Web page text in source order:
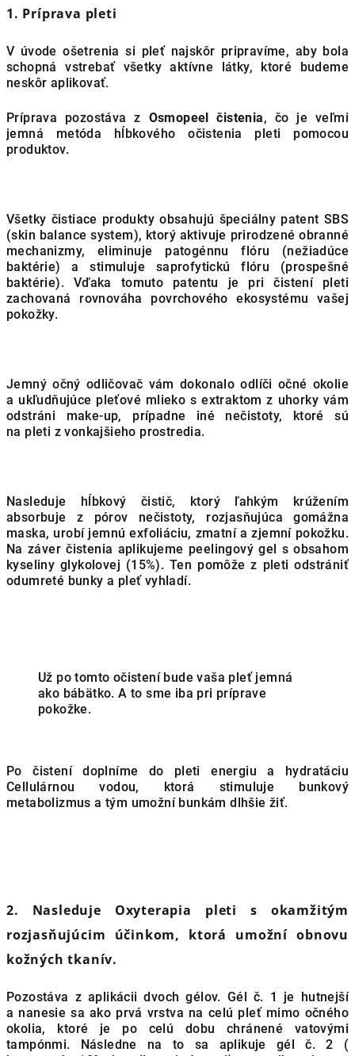
1. Príprava pleti
V úvode ošetrenia si pleť najskôr pripravíme, aby bola
schopná vstrebať všetky aktívne látky, ktoré budeme
neskôr aplikovať.
Príprava pozostáva z Osmopeel čistenia, čo je veľmi
jemná metóda hĺbkového očistenia pleti pomocou
produktov.
Všetky čistiace produkty obsahujú špeciálny patent SBS
(skin balance system), ktorý aktivuje prirodzené obranné
mechanizmy, eliminuje patogénnu flóru (nežiadúce
baktérie) a stimuluje saprofytickú flóru (prospešné
baktérie). Vďaka tomuto patentu je pri čistení pleti
zachovaná rovnováha povrchového ekosystému vašej
pokožky.
Jemný očný odličovač vám dokonalo odlíči očné okolie
a ukľudňujúce pleťové mlieko s extraktom z uhorky vám
odstráni make-up, prípadne iné nečistoty, ktoré sú
na pleti z vonkajšieho prostredia.
Nasleduje hĺbkový čistič, ktorý ľahkým krúžením
absorbuje z pórov nečistoty, rozjasňujúca gomážna
maska, urobí jemnú exfoliáciu, zmatní a zjemní pokožku.
Na záver čistenia aplikujeme peelingový gel s obsahom
kyseliny glykolovej (15%). Ten pomôže z pleti odstrániť
odumreté bunky a pleť vyhladí.
Už po tomto očistení bude vaša pleť jemná
ako bábätko. A to sme iba pri príprave
pokožke.
Po čistení doplníme do pleti energiu a hydratáciu
Cellulárnou vodou, ktorá stimuluje bunkový
metabolizmus a tým umožní bunkám dlhšie žiť.
2. Nasleduje Oxyterapia pleti s okamžitým
rozjasňujúcim účinkom, ktorá umožní obnovu
kožných tkanív.
Pozostáva z aplikácii dvoch gélov. Gél č. 1 je hutnejší
a nanesie sa ako prvá vrstva na celú pleť mimo očného
okolia, ktoré je po celú dobu chránené vatovými
tampónmi. Následne na to sa aplikuje gél č. 2 (